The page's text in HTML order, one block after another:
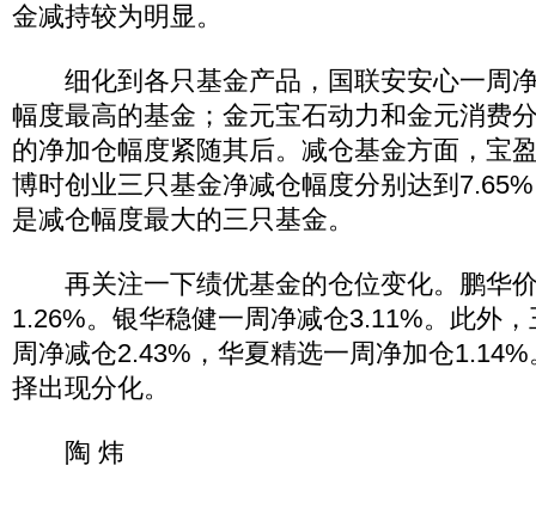
金减持较为明显。
细化到各只基金产品，国联安安心一周
幅度最高的基金；金元宝石动力和金元消费
的净加仓幅度紧随其后。减仓基金方面，宝
博时创业三只基金净减仓幅度分别达到
是减仓幅度最大的三只基金。
再关注一下绩优基金的仓位变化。鹏华
1.26%。银华稳健一周净减仓3.11%。此外
周净减仓2.43%，华夏精选一周净加仓
择出现分化。
陶 炜